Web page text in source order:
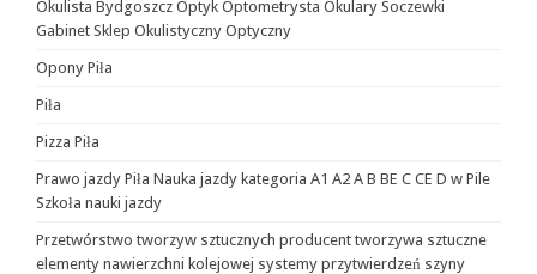
Okulista Bydgoszcz Optyk Optometrysta Okulary Soczewki
Gabinet Sklep Okulistyczny Optyczny
Opony Piła
Piła
Pizza Piła
Prawo jazdy Piła Nauka jazdy kategoria A1 A2 A B BE C CE D‎ w Pile
Szkoła nauki jazdy
Przetwórstwo tworzyw sztucznych producent tworzywa sztuczne
elementy nawierzchni kolejowej systemy przytwierdzeń szyny